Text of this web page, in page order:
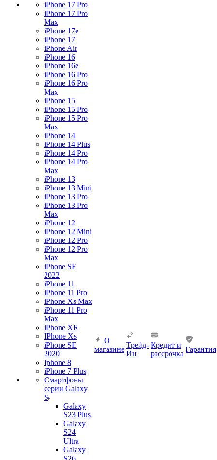
iPhone 17 Pro
iPhone 17 Pro
Max
iPhone 17e
iPhone 17
iPhone Air
iPhone 16
iPhone 16e
iPhone 16 Pro
iPhone 16 Pro
Max
iPhone 15
iPhone 15 Pro
iPhone 15 Pro
Max
iPhone 14
iPhone 14 Plus
iPhone 14 Pro
iPhone 14 Pro
Max
iPhone 13
iPhone 13 Mini
iPhone 13 Pro
iPhone 13 Pro
Max
iPhone 12
iPhone 12 Mini
iPhone 12 Pro
iPhone 12 Pro
Max
iPhone SE
2022
iPhone 11
iPhone 11 Pro
iPhone Xs Max
iPhone 11 Pro
Max
iPhone XR
IPhone Xs
iPhone SE
2020
Iphone 8
iPhone 7 Plus
Смартфоны
серии Galaxy
S
Galaxy
S23 Plus
Galaxy
S24
Ultra
Galaxy
S26
О
магазине
Трейд-
Ин
Кредит и
рассрочка
Гарантия